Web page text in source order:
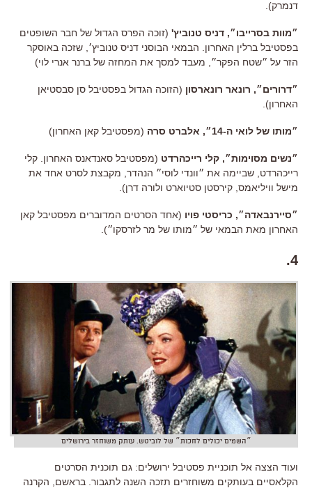
דנמרק).
״מוות בסרייבו״, דניס טנוביץ' (זוכה הפרס הגדול של חבר השופטים
בפסטיבל ברלין האחרון. הבמאי הבוסני דניס טנוביץ׳, שזכה באוסקר
הזר על ״שטח הפקר״, מעבד למסך את המחזה של ברנר אנרי לוי)
״דרורים״, רונאר רונארסון (הזוכה הגדול בפסטיבל סן סבסטיאן
האחרון).
״מותו של לואי ה-14״, אלברט סרה (מפסטיבל קאן האחרון)
״נשים מסוימות״, קלי רייכהרדט (מפסטיבל סאנדאנס האחרון. קלי
רייכהרדט, שביימה את ״וונדי לוסי״ הנהדר, מקבצת לסרט אחד את
מישל וויליאמס, קירסטן סטיוארט ולורה דרן).
״סיירנבאדה״, כריסטי פויו (אחד הסרטים המדוברים מפסטיבל קאן
האחרון מאת הבמאי של ״מותו של מר לזרסקו״).
4.
״השמים יכולים לחכות״ של לוביטש. עותק משוחזר בירושלים
ועוד הצצה אל תוכניית פסטיבל ירושלים: גם תוכנית הסרטים
הקלאסיים בעותקים משוחזרים תזכה השנה לתגבור. בראשם, הקרנה